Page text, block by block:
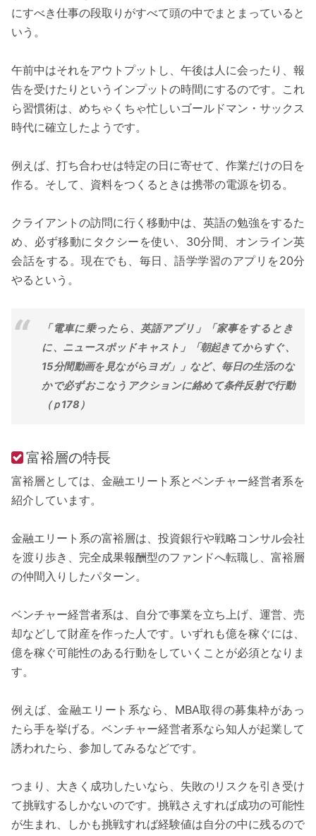
にすべき仕事の段取りがすべて頭の中でまとまっていると
いう。
午前中はそれをアウトプットし、午後は人に会ったり、報
告を受けたりというインプットの時間にするのです。これ
ら習慣術は、めちゃくちゃ忙しいゴールドマン・サックス
時代に確立したようです。
例えば、打ち合わせは特定の日に寄せて、作業だけの日を
作る。そして、資料をつくるときは携帯の電源を切る。
クライアントの訪問に行く移動中は、英語の勉強をするた
め、必ず移動にタクシーを使い、30分間、オンライン英
会話をする。現在でも、毎日、語学学習のアプリを20分
やるという。
「電車に乗ったら、英語アプリ」「家事をするとき
に、ニュースポッドキャスト」「朝起きてからすぐ、
15分間動画を見ながらヨガ」」など、毎日の生活のな
かで必ずおこなうアクションに絡めて条件反射で行動
（ｐ178）
富裕層の特長
富裕層としては、金融エリート系とベンチャー経営者系を
紹介しています。
金融エリート系の富裕層は、投資銀行や戦略コンサル会社
を渡り歩き、完全成果報酬型のファンドへ転職し、富裕層
の仲間入りしたパターン。
ベンチャー経営者系は、自分で事業を立ち上げ、運営、売
却などして財産を作った人です。いずれも億を稼ぐには、
億を稼ぐ可能性のある行動をしていくことが必須となりま
す。
例えば、金融エリート系なら、MBA取得の募集枠があっ
たら手を挙げる。ベンチャー経営者系なら知人が起業して
誘われたら、参加してみるなどです。
つまり、大きく成功したいなら、失敗のリスクを引き受け
て挑戦するしかないのです。挑戦さえすれば成功の可能性
が生まれ、しかも挑戦すれば経験値は自分の中に残るので